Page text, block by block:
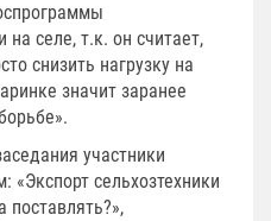
на селе, т.к. он считает,
снизить нагрузку на
значит заранее
участники
«Экспорт сельхозтехники